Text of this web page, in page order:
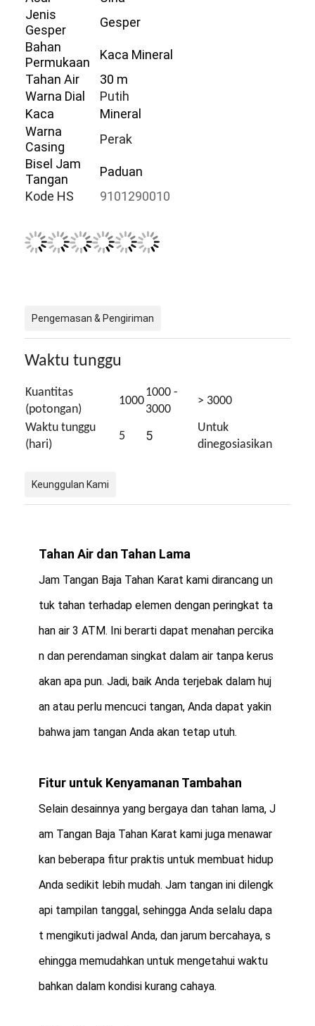
Jam tangan dengan tali silikon
Lady Kuarsa Jam
Pria Kuarsa Watch
Jam tangan quartz ringan
Jam Tangan Olahraga Digital
Jam Tangan Pasangan yang Bergaya
Jam Tangan Anak-anak
Suku Cadang Tali Jam Tangan
Jenis
Gesper
Gesper
Bahan
Permukaan
Kaca Mineral
Tahan Air
30 m
Warna Dial
Putih
Kaca
Mineral
Warna
Casing
Perak
Bisel Jam
Tangan
Paduan
Kode HS
9101290010
Pengemasan & Pengiriman
Waktu tunggu
Kuantitas
(potongan)
1000
1000 -
3000
> 3000
Waktu tunggu
(hari)
5 5
Untuk
dinegosiasikan
Keunggulan Kami
Tahan Air dan Tahan Lama
Jam Tangan Baja Tahan Karat kami dirancang un
tuk tahan terhadap elemen dengan peringkat ta
han air 3 ATM. Ini berarti dapat menahan percika
n dan perendaman singkat dalam air tanpa kerus
akan apa pun. Jadi, baik Anda terjebak dalam huj
an atau perlu mencuci tangan, Anda dapat yakin
bahwa jam tangan Anda akan tetap utuh.
Fitur untuk Kenyamanan Tambahan
Selain desainnya yang bergaya dan tahan lama, J
am Tangan Baja Tahan Karat kami juga menawar
kan beberapa fitur praktis untuk membuat hidup
Anda sedikit lebih mudah. Jam tangan ini dilengk
api tampilan tanggal, sehingga Anda selalu dapa
t mengikuti jadwal Anda, dan jarum bercahaya, s
ehingga memudahkan untuk mengetahui waktu
bahkan dalam kondisi kurang cahaya.